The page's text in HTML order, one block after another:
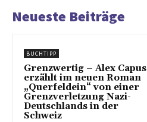
Neueste Beiträge
BUCHTIPP
Grenzwertig – Alex Capus
erzählt im neuen Roman
„Querfeldein“ von einer
Grenzverletzung Nazi-
Deutschlands in der
Schweiz